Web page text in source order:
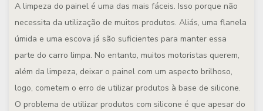
A limpeza do painel é uma das mais fáceis. Isso porque não
necessita da utilização de muitos produtos. Aliás, uma flanela
úmida e uma escova já são suficientes para manter essa
parte do carro limpa. No entanto, muitos motoristas querem,
além da limpeza, deixar o painel com um aspecto brilhoso,
logo, cometem o erro de utilizar produtos à base de silicone.
O problema de utilizar produtos com silicone é que apesar do